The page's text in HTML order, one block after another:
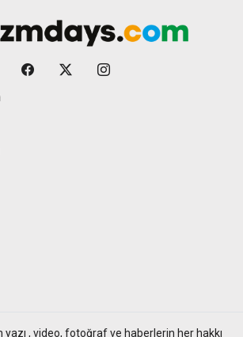
, video, fotoğraf ve haberlerin her hakkı